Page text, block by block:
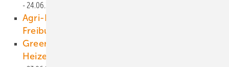
24.06.2025
Agri-PV-Konferenz: Landwirte treffen in
Freiburg auf die Photovoltaik
Green Fusion optimiert Nutzung der
Heizenergie von 1.300 Wohnungen der KWH